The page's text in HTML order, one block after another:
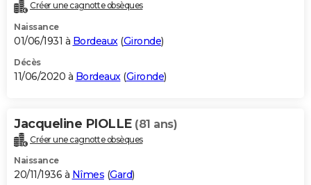
Créer une cagnotte obsèques
Naissance
01/06/1931 à Bordeaux (Gironde)
Décès
11/06/2020 à Bordeaux (Gironde)
Jacqueline PIOLLE (81 ans)
Créer une cagnotte obsèques
Naissance
20/11/1936 à Nîmes (Gard)